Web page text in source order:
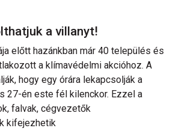
a villanyt!
előtt hazánkban már 40 település és
a klímavédelmi akcióhoz. A
hogy egy órára lekapcsolják a
27-én este fél kilenckor. Ezzel a
falvak, cégvezetők
kifejezhetik